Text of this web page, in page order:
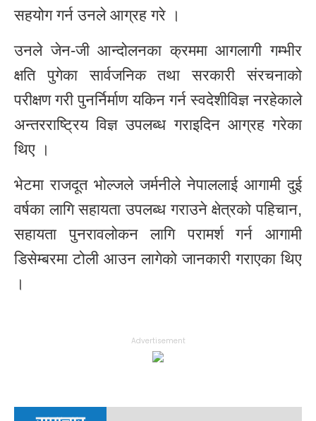
सहयोग गर्न उनले आग्रह गरे ।
उनले जेन-जी आन्दोलनका क्रममा आगलागी गम्भीर
क्षति पुगेका सार्वजनिक तथा सरकारी संरचनाको
परीक्षण गरी पुनर्निर्माण यकिन गर्न स्वदेशीविज्ञ नरहेकाले
अन्तरराष्ट्रिय विज्ञ उपलब्ध गराइदिन आग्रह गरेका
थिए ।
भेटमा राजदूत भोल्जले जर्मनीले नेपाललाई आगामी दुई
वर्षका लागि सहायता उपलब्ध गराउने क्षेत्रको पहिचान,
सहायता पुनरावलोकन लागि परामर्श गर्न आगामी
डिसेम्बरमा टोली आउन लागेको जानकारी गराएका थिए
।
Advertisement